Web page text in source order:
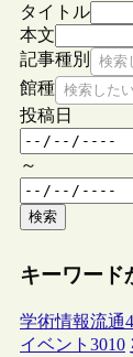
タイトル
本文
記事種別
検索
館種 検索した
投稿日
～
検索
キーワード
学術情報流通
イベント 3010